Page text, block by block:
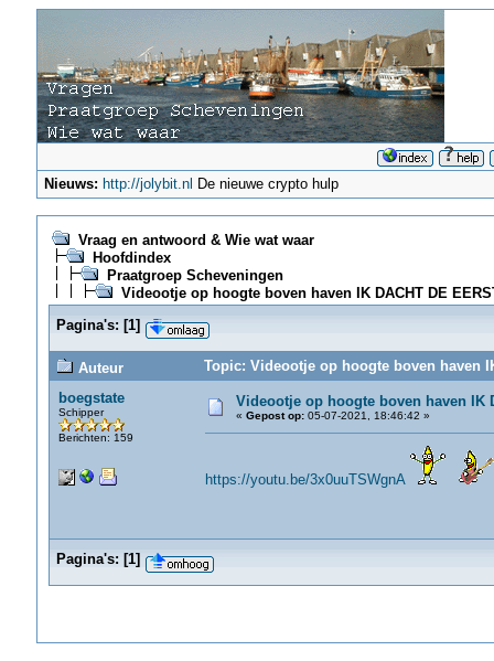
Nieuws: http://jolybit.nl De nieuwe crypto hulp
Vraag en antwoord & Wie wat waar
Hoofdindex
Praatgroep Scheveningen
Videootje op hoogte boven haven IK DACHT DE
Pagina's: [1]
Auteur
Topic: Videootje op hoogte boven haven
boegstate
Schipper
Berichten: 159
Videootje op hoogte boven haven IK
« Gepost op:05-07-2021, 18:46:42 »
https://youtu.be/3x0uuTSWgnA
Pagina's: [1]